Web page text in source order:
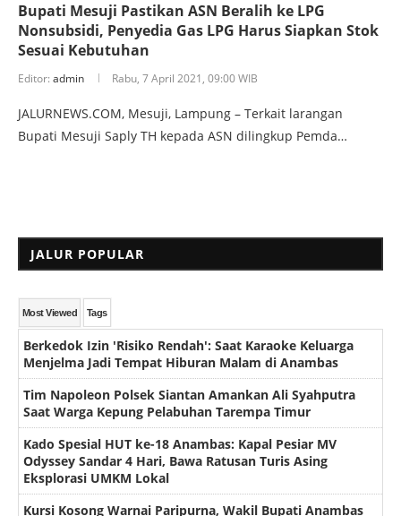
Bupati Mesuji Pastikan ASN Beralih ke LPG
Nonsubsidi, Penyedia Gas LPG Harus Siapkan Stok
Sesuai Kebutuhan
Editor: admin Rabu, 7 April 2021, 09:00 WIB
JALURNEWS.COM, Mesuji, Lampung – Terkait larangan
Bupati Mesuji Saply TH kepada ASN dilingkup Pemda…
JALUR POPULAR
Most Viewed Tags
Berkedok Izin 'Risiko Rendah': Saat Karaoke Keluarga
Menjelma Jadi Tempat Hiburan Malam di Anambas
Tim Napoleon Polsek Siantan Amankan Ali Syahputra
Saat Warga Kepung Pelabuhan Tarempa Timur
Kado Spesial HUT ke-18 Anambas: Kapal Pesiar MV
Odyssey Sandar 4 Hari, Bawa Ratusan Turis Asing
Eksplorasi UMKM Lokal
Kursi Kosong Warnai Paripurna, Wakil Bupati Anambas